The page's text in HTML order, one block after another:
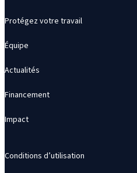
Protégez votre travail
Équipe
Actualités
Financement
Impact
Conditions d’utilisation